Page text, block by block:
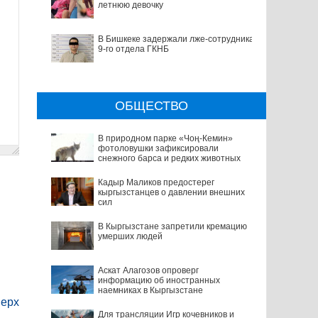
летнюю девочку
В Бишкеке задержали лже-сотрудника
9-го отдела ГКНБ
ОБЩЕСТВО
В природном парке «Чоң-Кемин»
фотоловушки зафиксировали
снежного барса и редких животных
Кадыр Маликов предостерег
кыргызстанцев о давлении внешних
сил
В Кыргызстане запретили кремацию
умерших людей
Аскат Алагозов опроверг
информацию об иностранных
наемниках в Кыргызстане
Для трансляции Игр кочевников и